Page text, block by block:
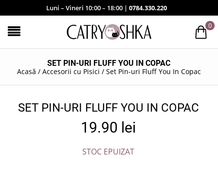
Luni – Vineri 10:00 – 18:00 | 0784.330.220
0
SET PIN-URI FLUFF YOU IN COPAC
Acasă / Accesorii cu Pisici / Set Pin-uri Fluff You In Copac
SET PIN-URI FLUFF YOU IN COPAC
19.90 lei
STOC EPUIZAT